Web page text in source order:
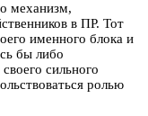
механизм,
в ПР. Тот
именного блока и
бы либо
сильного
ролью